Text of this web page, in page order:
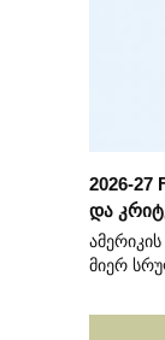
2026-27
და
მიერ